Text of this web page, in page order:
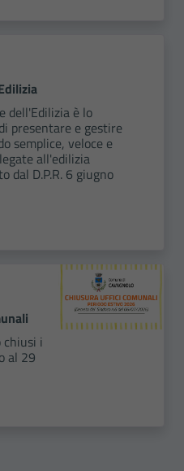
dell'Edilizia è lo
presentare e gestire
semplice, veloce e
all'edilizia
dal D.P.R. 6 giugno
chiusi i
al 29